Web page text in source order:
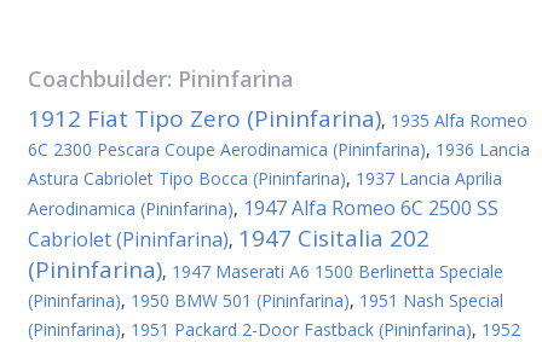
Coachbuilder: Pininfarina
1912 Fiat Tipo Zero (Pininfarina), 1935 Alfa Romeo
6C 2300 Pescara Coupe Aerodinamica (Pininfarina), 1936 Lancia
Astura Cabriolet Tipo Bocca (Pininfarina), 1937 Lancia Aprilia
Aerodinamica (Pininfarina), 1947 Alfa Romeo 6C 2500 SS
Cabriolet (Pininfarina), 1947 Cisitalia 202
(Pininfarina), 1947 Maserati A6 1500 Berlinetta Speciale
(Pininfarina), 1950 BMW 501 (Pininfarina), 1951 Nash Special
(Pininfarina), 1951 Packard 2-Door Fastback (Pininfarina), 1952